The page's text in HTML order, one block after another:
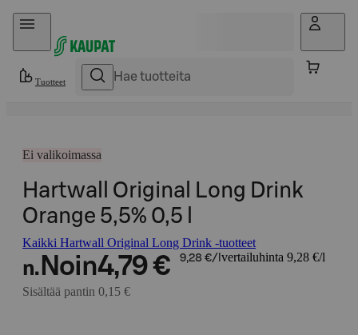
Hyppää sisältöön
Tuotteet
Ei valikoimassa
Hartwall Original Long Drink
Orange 5,5% 0,5 l
Kaikki Hartwall Original Long Drink -tuotteet
n. Noin4,79 € 9,28 €/l vertailuhinta 9,28 €/l
Sisältää pantin 0,15 €